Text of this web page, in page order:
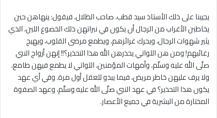
يجيبنا على ذلك الأستاذ سيد قطب، صاحب الظلال، فيقول: ينهاهن حين
يخاطبن الأغراب من الرجال أن يكون في نبراتهن ذلك الخضوع اللين، الذي
يثير شهوات الرجال، ويحرك غرائزهم، ويطمع مرضى القلوب، ويهيج
رغائبهم! ومن هن اللواتي يحذرهن الله هذا التحذير؟!! إنهن أزواج النبي
صلّى الله عليه وسلّم، وأمهات المؤمنين، اللواتي لا يطمع فيهن طامع،
ولا يرف عليهن خاطر مريض، فيما يبدو للعقل أول مرة. وفي أي عهد
يكون هذا التحذير؟ في عهد النبي صلّى الله عليه وسلّم، وعهد الصفوة
المختارة من البشرية في جميع الأعصار.